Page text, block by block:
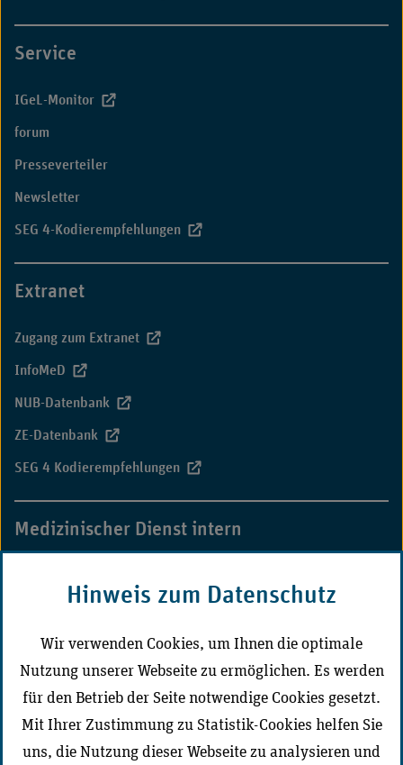
Service
IGeL-Monitor
forum
Presseverteiler
Newsletter
SEG 4-Kodierempfehlungen
Extranet
Zugang zum Extranet
InfoMeD
NUB-Datenbank
ZE-Datenbank
SEG 4 Kodierempfehlungen
Medizinischer Dienst intern
Der Medizinische Dienst vor Ort
Hinweis zum Datenschutz
Wir verwenden Cookies, um Ihnen die optimale
Nutzung unserer Webseite zu ermöglichen. Es werden
für den Betrieb der Seite notwendige Cookies gesetzt.
Mit Ihrer Zustimmung zu Statistik-Cookies helfen Sie
uns, die Nutzung dieser Webseite zu analysieren und